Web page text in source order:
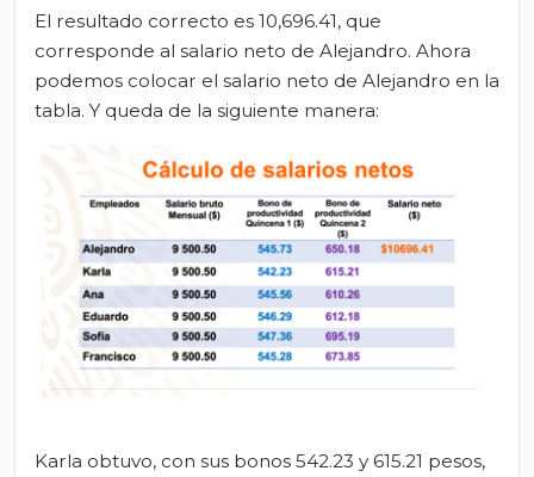
El resultado correcto es 10,696.41, que
corresponde al salario neto de Alejandro. Ahora
podemos colocar el salario neto de Alejandro en la
tabla. Y queda de la siguiente manera:
Karla obtuvo, con sus bonos 542.23 y 615.21 pesos,